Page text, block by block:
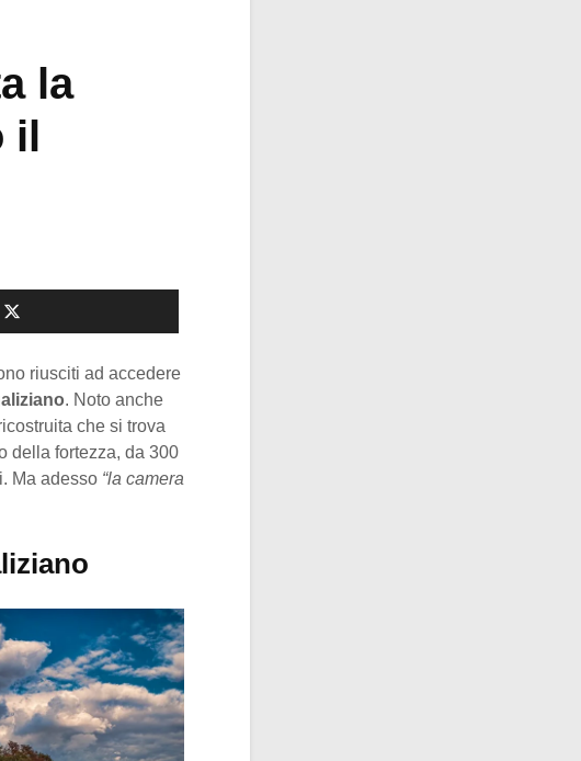
la
il
riusciti ad accedere
. Noto anche
che si trova
della fortezza, da 300
Ma adesso “la camera